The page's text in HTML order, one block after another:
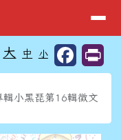
⏸
大 中 小
輯小黑琵第16輯徵文